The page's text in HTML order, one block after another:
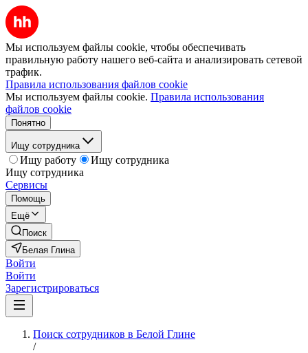
Мы используем файлы cookie, чтобы обеспечивать
правильную работу нашего веб-сайта и анализировать сетевой
трафик.
Правила использования файлов cookie
Мы используем файлы cookie. Правила использования
файлов cookie
Понятно
Ищу сотрудника
Ищу работу
Ищу сотрудника
Ищу сотрудника
Сервисы
Помощь
Ещё
Поиск
Белая Глина
Войти
Войти
Зарегистрироваться
Поиск сотрудников в Белой Глине
/